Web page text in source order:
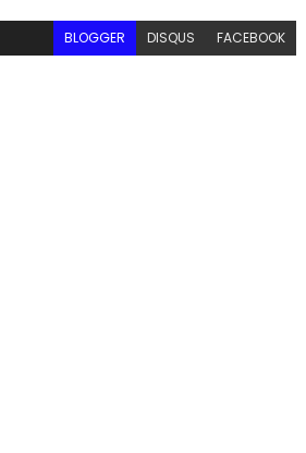
BLOGGER DISQUS FACEBOOK